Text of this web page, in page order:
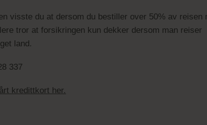
visste du at dersom du bestiller over 50% av reisen
tror at forsikringen kun dekker dersom man reiser
land.
337
kredittkort her.